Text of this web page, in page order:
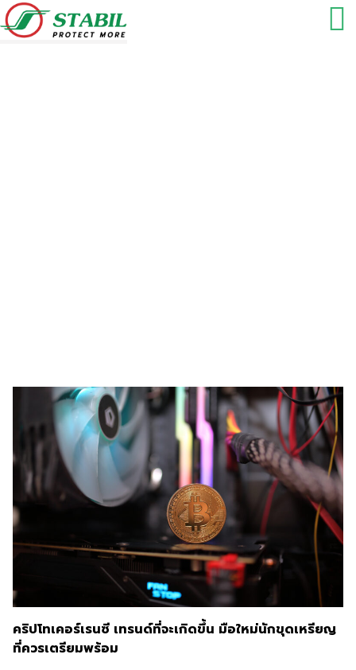
คริปโทเคอร์เรนซี เทรนด์ที่จะเกิดขึ้น มือใหม่นักขุดเหรียญ
ที่ควรเตรียมพร้อม